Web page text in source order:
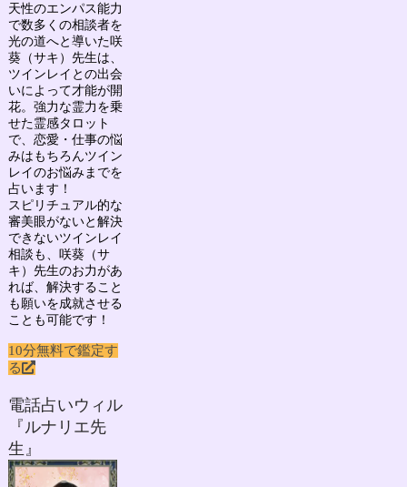
天性のエンパス能力
で数多くの相談者を
光の道へと導いた咲
葵（サキ）先生は、
ツインレイとの出会
いによって才能が開
花。強力な霊力を乗
せた霊感タロット
で、 恋愛・仕事の悩
みはもちろんツイン
レイのお悩みまでを
占います！
スピリチュアル的な
審美眼がないと解決
できないツインレイ
相談も、咲葵（サ
キ）先生のお力があ
れば、解決すること
も願いを成就させる
ことも可能です！
10分無料で鑑定す
る
電話占いウィル
『ルナリエ先
生』